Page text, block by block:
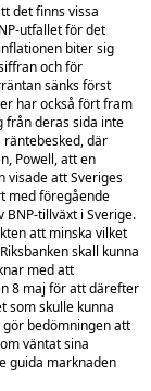
det finns vissa
utfallet för det
biter sig
och för
sänks först
har också fört fram
från deras sida inte
räntebesked, där
Powell, att en
visade att Sveriges
med föregående
tillväxt i Sverige.
att minska vilket
skall kunna
med att
8 maj för att därefter
som skulle kunna
bedömningen att
väntat sina
guida marknaden